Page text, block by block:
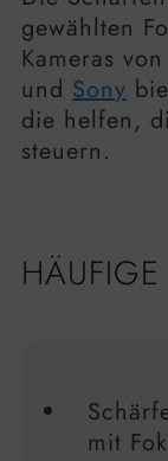
gewählten
Kameras
und Sony
die helfen,
steuern.
mit